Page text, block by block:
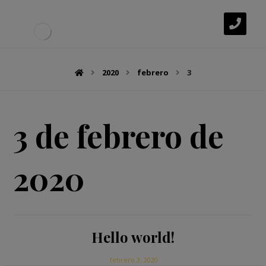
2020 febrero 3
3 de febrero de
2020
Hello world!
febrero 3, 2020